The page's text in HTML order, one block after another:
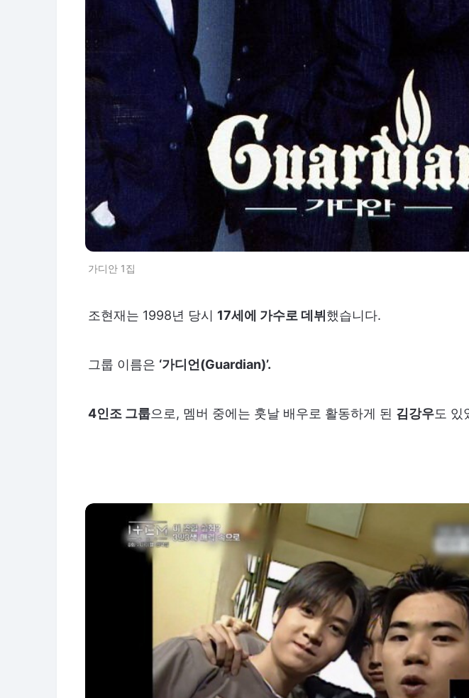
가디안 1집
조현재는 1998년 당시 17세에 가수로 데뷔했습니다.
그룹 이름은 ‘가디언(Guardian)’.
4인조 그룹으로, 멤버 중에는 훗날 배우로 활동하게 된 김강우도 있